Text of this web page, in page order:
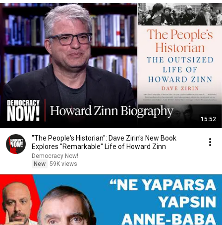
15:52
"The People's Historian": Dave Zirin's New Book
Explores "Remarkable" Life of Howard Zinn
Democracy Now!
New 59K views